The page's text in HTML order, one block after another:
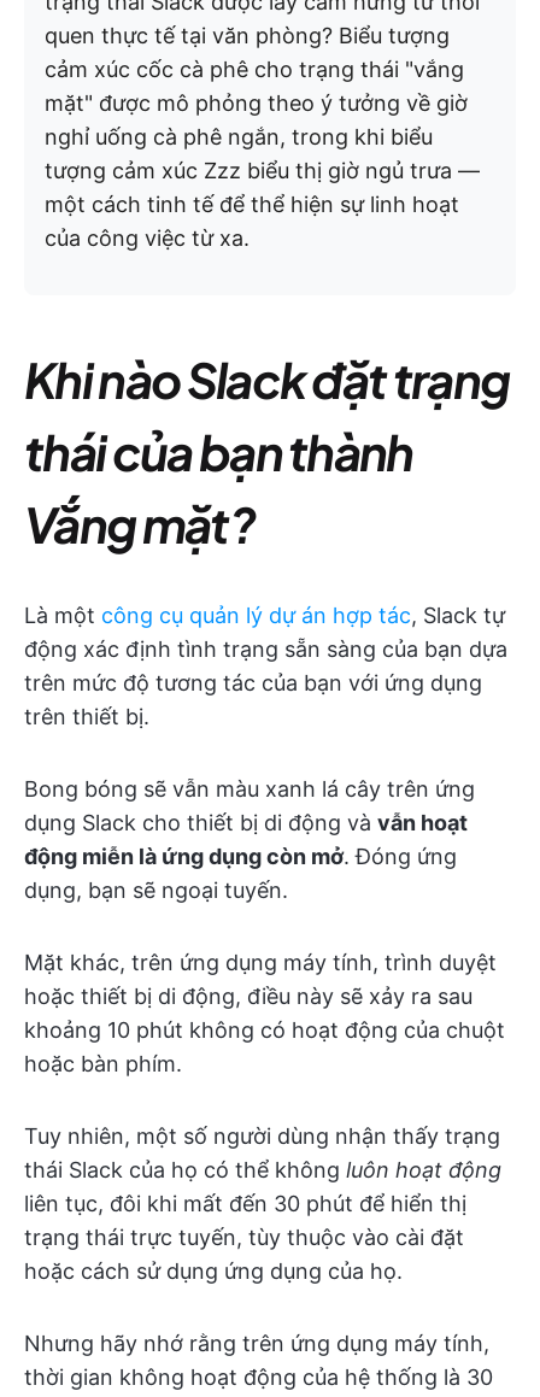
quen thực tế tại văn phòng? Biểu tượng
cảm xúc cốc cà phê cho trạng thái "vắng
mặt" được mô phỏng theo ý tưởng về giờ
nghỉ uống cà phê ngắn, trong khi biểu
tượng cảm xúc Zzz biểu thị giờ ngủ trưa —
một cách tinh tế để thể hiện sự linh hoạt
của công việc từ xa.
Khi nào Slack đặt trạng
thái của bạn thành
Vắng mặt?
Là một công cụ quản lý dự án hợp tác, Slack tự
động xác định tình trạng sẵn sàng của bạn dựa
trên mức độ tương tác của bạn với ứng dụng
trên thiết bị.
Bong bóng sẽ vẫn màu xanh lá cây trên ứng
dụng Slack cho thiết bị di động và vẫn hoạt
động miễn là ứng dụng còn mở. Đóng ứng
dụng, bạn sẽ ngoại tuyến.
Mặt khác, trên ứng dụng máy tính, trình duyệt
hoặc thiết bị di động, điều này sẽ xảy ra sau
khoảng 10 phút không có hoạt động của chuột
hoặc bàn phím.
Tuy nhiên, một số người dùng nhận thấy trạng
thái Slack của họ có thể không luôn hoạt động
liên tục, đôi khi mất đến 30 phút để hiển thị
trạng thái trực tuyến, tùy thuộc vào cài đặt
hoặc cách sử dụng ứng dụng của họ.
Nhưng hãy nhớ rằng trên ứng dụng máy tính,
thời gian không hoạt động của hệ thống là 30